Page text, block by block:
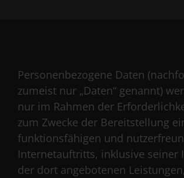
Personenbezogene Daten
zumeist nur „Daten“ genannt)
nur im Rahmen der
zum Zwecke der Bereitstellung
funktionsfähigen und
Internetauftritts, inklusive seiner
der dort angebotenen